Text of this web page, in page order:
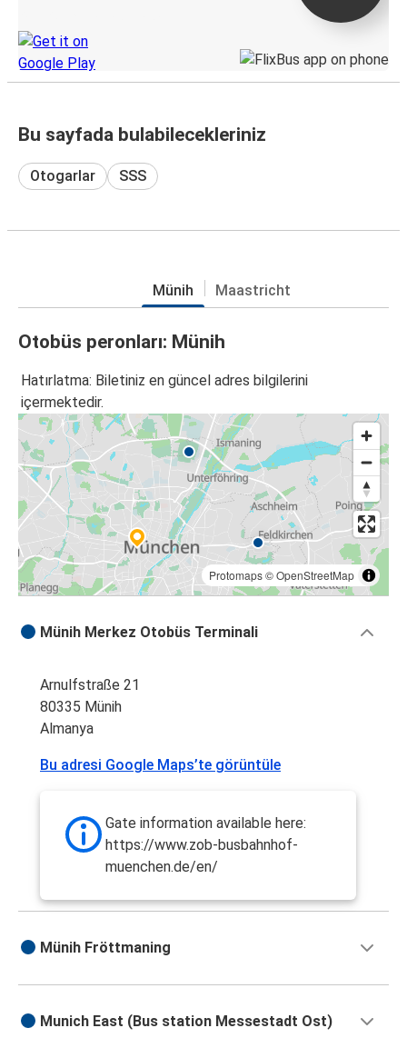
Bu sayfada bulabilecekleriniz
Otogarlar SSS
Münih Maastricht
Otobüs peronları: Münih
Hatırlatma: Biletiniz en güncel adres bilgilerini
içermektedir.
Protomaps©OpenStreetMap
Münih Merkez Otobüs Terminali
Arnulfstraße 21
80335 Münih
Almanya
Bu adresi Google Maps’te görüntüle
Gate information available here:
https://www.zob-busbahnhof-
muenchen.de/en/
Münih Fröttmaning
Munich East (Bus station Messestadt Ost)